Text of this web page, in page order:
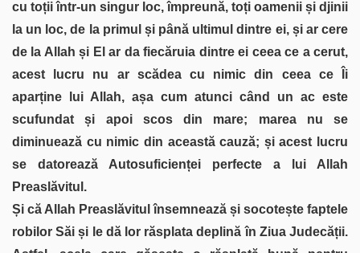
cu toții într-un singur loc, împreună, toți oamenii și djinii
la un loc, de la primul și până ultimul dintre ei, și ar cere
de la Allah și El ar da fiecăruia dintre ei ceea ce a cerut,
acest lucru nu ar scădea cu nimic din ceea ce Îi
aparține lui Allah, așa cum atunci când un ac este
scufundat și apoi scos din mare; marea nu se
diminuează cu nimic din această cauză; și acest lucru
se datorează Autosuficienței perfecte a lui Allah
Preaslăvitul.
Și că Allah Preaslăvitul însemnează și socotește faptele
robilor Săi și le dă lor răsplata deplină în Ziua Judecății.